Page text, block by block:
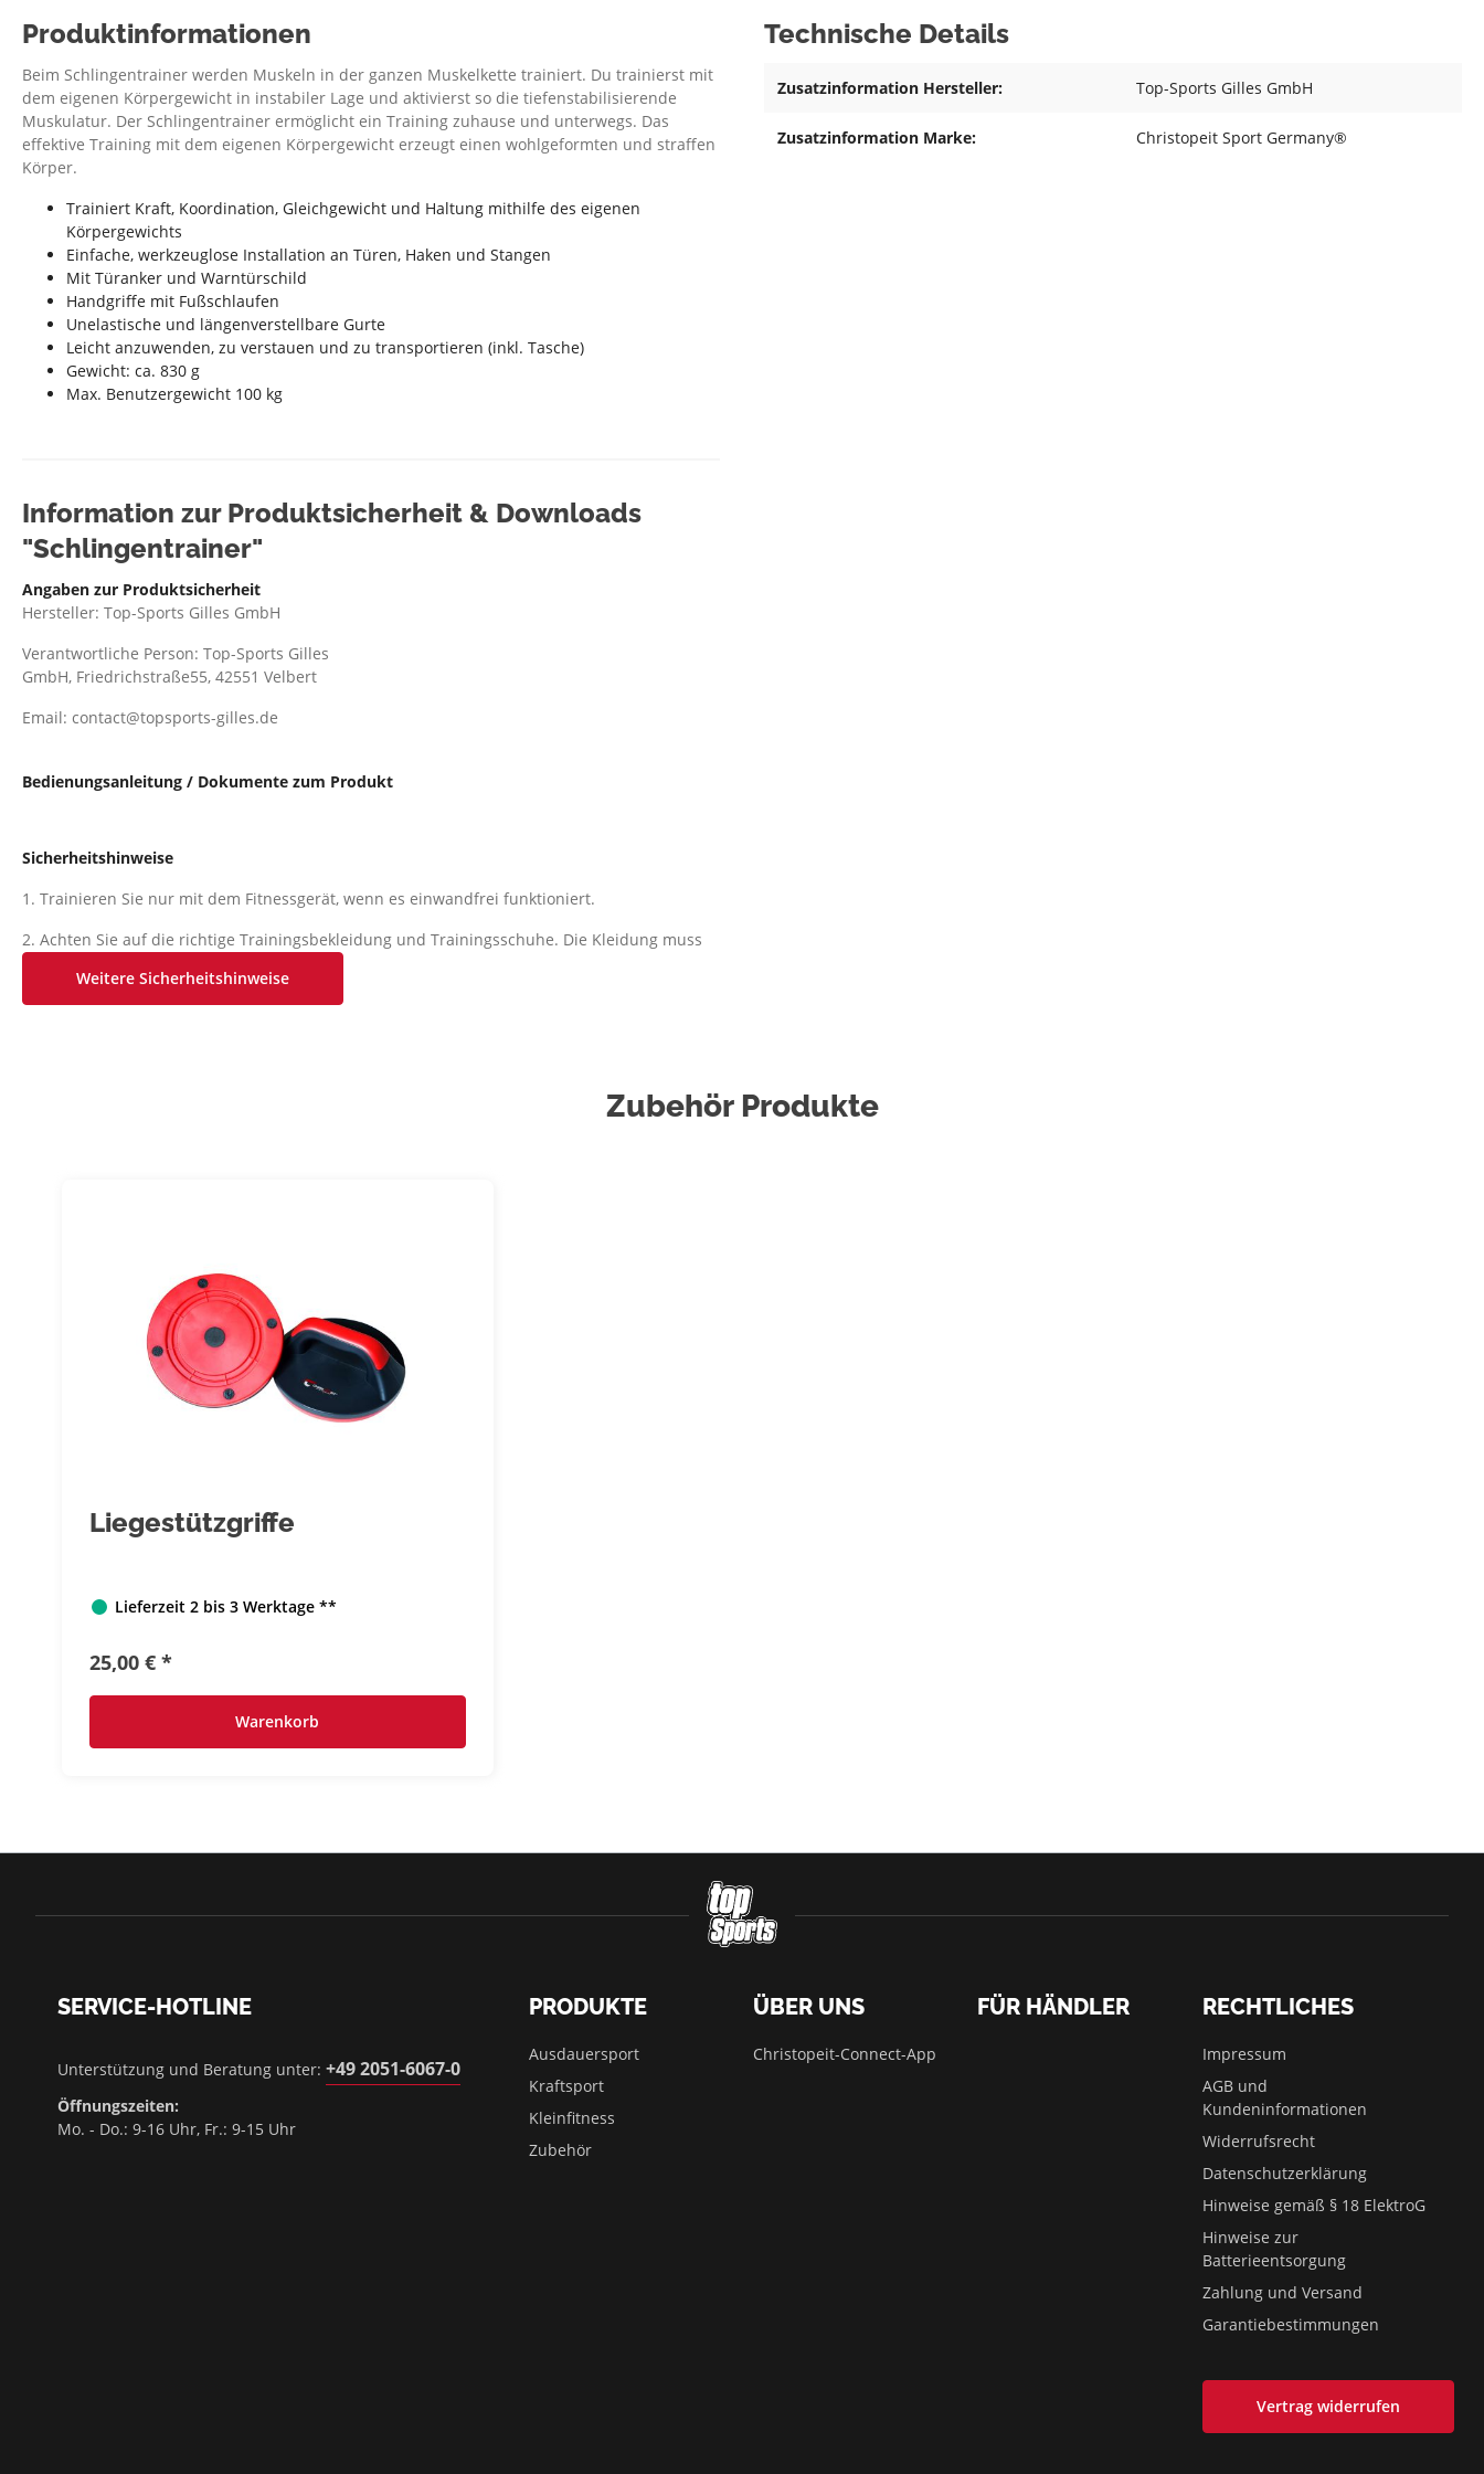
Produktinformationen
Beim Schlingentrainer werden Muskeln in der ganzen Muskelkette trainiert. Du trainierst mit
dem eigenen Körpergewicht in instabiler Lage und aktivierst so die tiefenstabilisierende
Muskulatur. Der Schlingentrainer ermöglicht ein Training zuhause und unterwegs. Das
effektive Training mit dem eigenen Körpergewicht erzeugt einen wohlgeformten und straffen
Körper.
Trainiert Kraft, Koordination, Gleichgewicht und Haltung mithilfe des eigenen
Körpergewichts
Einfache, werkzeuglose Installation an Türen, Haken und Stangen
Mit Türanker und Warntürschild
Handgriffe mit Fußschlaufen
Unelastische und längenverstellbare Gurte
Leicht anzuwenden, zu verstauen und zu transportieren (inkl. Tasche)
Gewicht: ca. 830 g
Max. Benutzergewicht 100 kg
Information zur Produktsicherheit & Downloads
"Schlingentrainer"
Angaben zur Produktsicherheit
Hersteller: Top-Sports Gilles GmbH
Verantwortliche Person: Top-Sports Gilles
GmbH, Friedrichstraße55, 42551 Velbert
Email: contact@topsports-gilles.de
Bedienungsanleitung / Dokumente zum Produkt
Sicherheitshinweise
1. Trainieren Sie nur mit dem Fitnessgerät, wenn es einwandfrei funktioniert.
2. Achten Sie auf die richtige Trainingsbekleidung und Trainingsschuhe. Die Kleidung muss
so beschaffen sein, dass diese aufgrund ihrer Form (z.B. Länge) während des Trainings nicht
hängen bleiben kann. Die Trainingsschuhe sollten passend zum Trainingsgerät gewählt
werden, grundsätzlich dem Fuß einen festen Halt geben und eine rutschfeste Sohle besitzen.
bestimmungsgemäß und von entsprechend informierten und unterwiesenen Personen
5. Reinigen Sie das Gerät nach dem Training mit einem geeigneten Tuch. Verwenden Sie
keine aggressiven Reinigungs- oder Lösungsmittel. Bewahren Sie das Gerät an einem
trockenen Ort bei Raumtemperatur und vor Kindern unzugänglich auf. Schweißablagerungen
entfernen Sie bitte direkt nach dem Training.
6. ACHTUNG: Wenn Schwindelgefühle, Übelkeit, Brustschmerzen und andere abnormale
Symptome wahrgenommen werden, brechen Sie das Training sofort ab und wenden sich an
Sammelstellen abzugeben. Sollten Sie sich unsicher sein, erkundigen Sie sich bitte bei Ihrer
Entsorgungseinrichtung über eine umweltgerechte Entsorgung.
Haftung, wenn die Angaben in dieser Anleitung nicht beachtet werden!
Weitere Sicherheitshinweise
Technische Details
Zusatzinformation Hersteller: Top-Sports Gilles GmbH
Zusatzinformation Marke: Christopeit Sport Germany®
Zubehör Produkte
Liegestützgriffe
Lieferzeit 2 bis 3 Werktage **
25,00 € *
Warenkorb
SERVICE-HOTLINE
Unterstützung und Beratung unter: +49 2051-6067-0
Öffnungszeiten:
Mo. - Do.: 9-16 Uhr, Fr.: 9-15 Uhr
PRODUKTE
Ausdauersport
Kraftsport
Kleinfitness
Zubehör
ÜBER UNS
Christopeit-Connect-App
FÜR HÄNDLER RECHTLICHES
Impressum
AGB und
Kundeninformationen
Widerrufsrecht
Datenschutzerklärung
Hinweise gemäß § 18 ElektroG
Hinweise zur
Batterieentsorgung
Zahlung und Versand
Garantiebestimmungen
Vertrag widerrufen